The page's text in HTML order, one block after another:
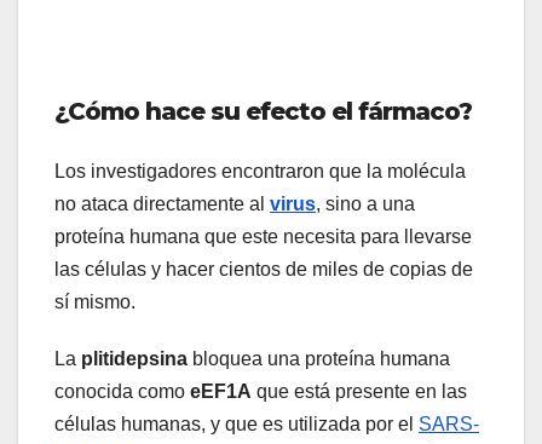
¿Cómo hace su efecto el fármaco?
Los investigadores encontraron que la molécula
no ataca directamente al virus, sino a una
proteína humana que este necesita para llevarse
las células y hacer cientos de miles de copias de
sí mismo.
La plitidepsina bloquea una proteína humana
conocida como eEF1A que está presente en las
células humanas, y que es utilizada por el SARS-